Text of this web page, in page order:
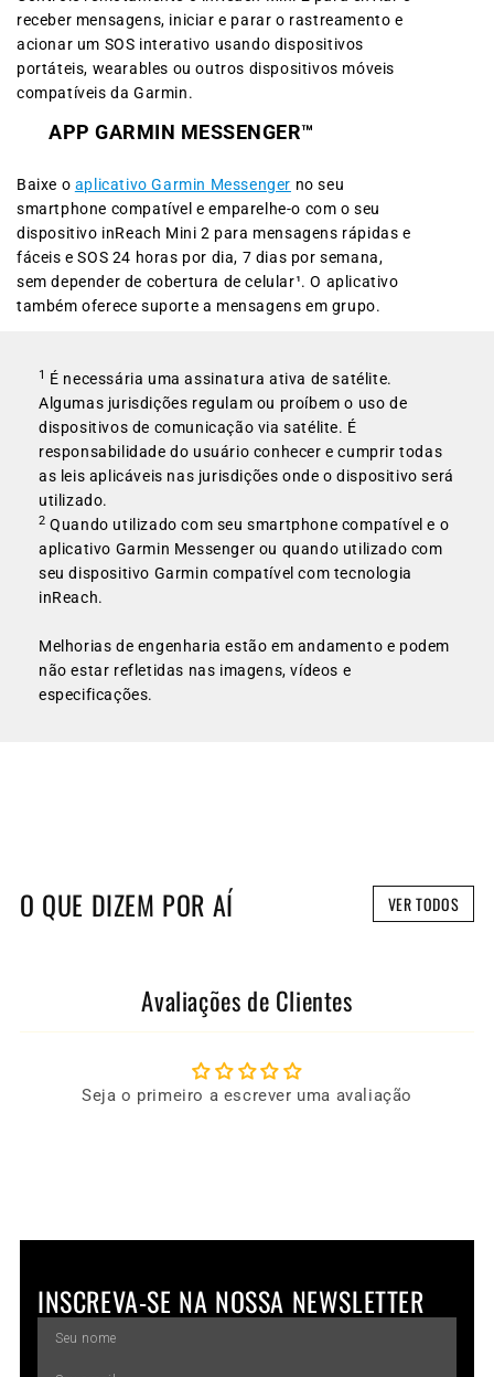
O QUE DIZEM POR AÍ VER TODOS
Avaliações de Clientes
Seja o primeiro a escrever uma avaliação
INSCREVA-SE NA NOSSA NEWSLETTER